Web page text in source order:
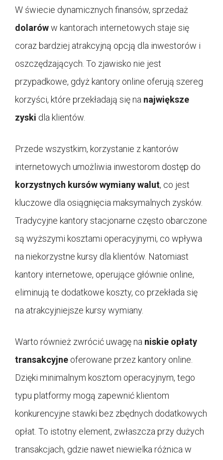
W świecie dynamicznych finansów, sprzedaż
dolaróww kantorach internetowych staje się
coraz bardziej atrakcyjną opcją dla inwestorów i
oszczędzających. To zjawisko nie jest
przypadkowe, gdyż kantory online oferują szereg
korzyści, które przekładają się na największe
zyski dla klientów.
Przede wszystkim, korzystanie z kantorów
internetowych umożliwia inwestorom dostęp do
korzystnych kursów wymiany walut, co jest
kluczowe dla osiągnięcia maksymalnych zysków.
Tradycyjne kantory stacjonarne często obarczone
są wyższymi kosztami operacyjnymi, co wpływa
na niekorzystne kursy dla klientów. Natomiast
kantory internetowe, operujące głównie online,
eliminują te dodatkowe koszty, co przekłada się
na atrakcyjniejsze kursy wymiany.
Warto również zwrócić uwagę na niskie opłaty
transakcyjne oferowane przez kantory online.
Dzięki minimalnym kosztom operacyjnym, tego
typu platformy mogą zapewnić klientom
konkurencyjne stawki bez zbędnych dodatkowych
opłat. To istotny element, zwłaszcza przy dużych
transakcjach, gdzie nawet niewielka różnica w